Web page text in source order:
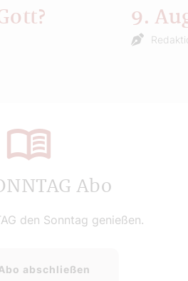
9.
Abo
den Sonntag genießen.
abschließen